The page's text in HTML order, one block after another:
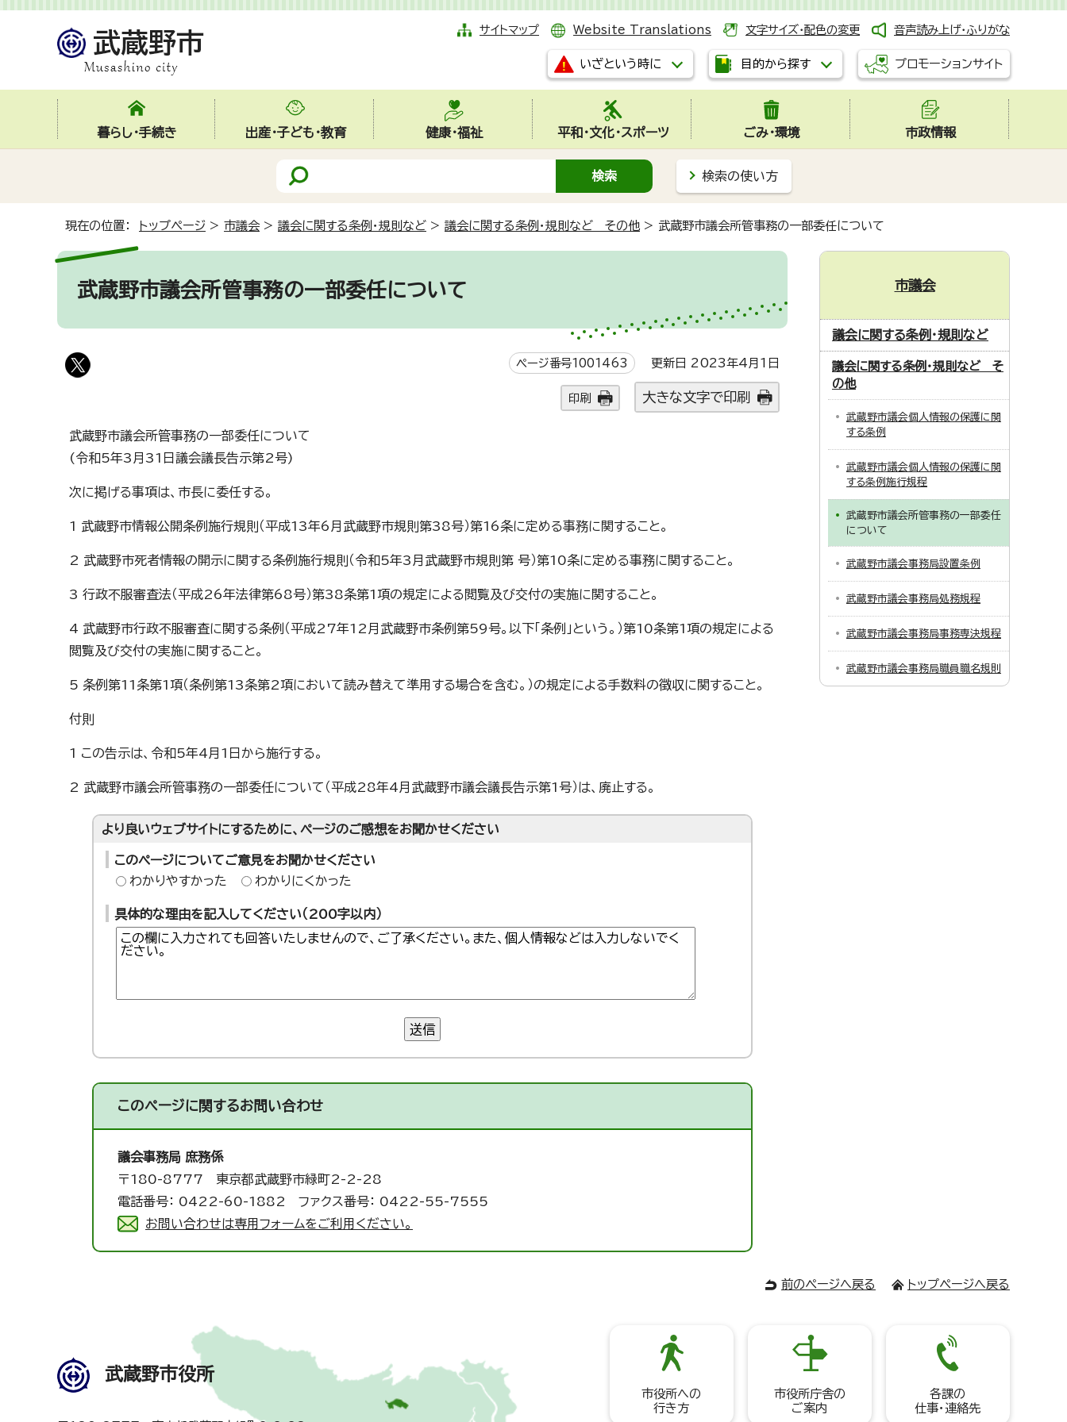
サイトマップ Website Translations 文字サイズ・配色の変更 音声読み上げ・ふりがな
いざという時に 目的から探す プロモーションサイト
暮らし・手続き 出産・子ども・教育 健康・福祉 平和・文化・スポーツ ごみ・環境 市政情報
検索の使い方
現在の位置： トップページ > 市議会 > 議会に関する条例・規則など > 議会に関する条例・規則など その他 > 武蔵野市議会所管事務の一部委任について
武蔵野市議会所管事務の一部委任について
ページ番号1001463 更新日 2023年4月1日
印刷 大きな文字で印刷
武蔵野市議会所管事務の一部委任について
(令和5年3月31日議会議長告示第2号)
次に掲げる事項は、市長に委任する。
1 武蔵野市情報公開条例施行規則（平成13年6月武蔵野市規則第38号）第16条に定める事務に関すること。
2 武蔵野市死者情報の開示に関する条例施行規則（令和5年3月武蔵野市規則第 号）第10条に定める事務に関すること。
3 行政不服審査法（平成26年法律第68号）第38条第1項の規定による閲覧及び交付の実施に関すること。
4 武蔵野市行政不服審査に関する条例（平成27年12月武蔵野市条例第59号。以下「条例」という。）第10条第1項の規定による
閲覧及び交付の実施に関すること。
5 条例第11条第1項（条例第13条第2項において読み替えて準用する場合を含む。）の規定による手数料の徴収に関すること。
付則
1 この告示は、令和5年4月1日から施行する。
2 武蔵野市議会所管事務の一部委任について（平成28年4月武蔵野市議会議長告示第1号）は、廃止する。
より良いウェブサイトにするために、ページのご感想をお聞かせください
このページについてご意見をお聞かせください
わかりやすかった
わかりにくかった
具体的な理由を記入してください（200字以内）
送信
このページに関するお問い合わせ
議会事務局 庶務係
〒180-8777 東京都武蔵野市緑町2-2-28
電話番号： 0422-60-1882 ファクス番号： 0422-55-7555
お問い合わせは専用フォームをご利用ください。
市議会
議会に関する条例・規則など
議会に関する条例・規則など そ
の他
武蔵野市議会個人情報の保護に関
する条例
武蔵野市議会個人情報の保護に関
する条例施行規程
武蔵野市議会所管事務の一部委任
について
武蔵野市議会事務局設置条例
武蔵野市議会事務局処務規程
武蔵野市議会事務局事務専決規程
武蔵野市議会事務局職員職名規則
前のページへ戻る トップページへ戻る
武蔵野市役所
市役所への
行き方
市役所庁舎の
ご案内
各課の
仕事・連絡先